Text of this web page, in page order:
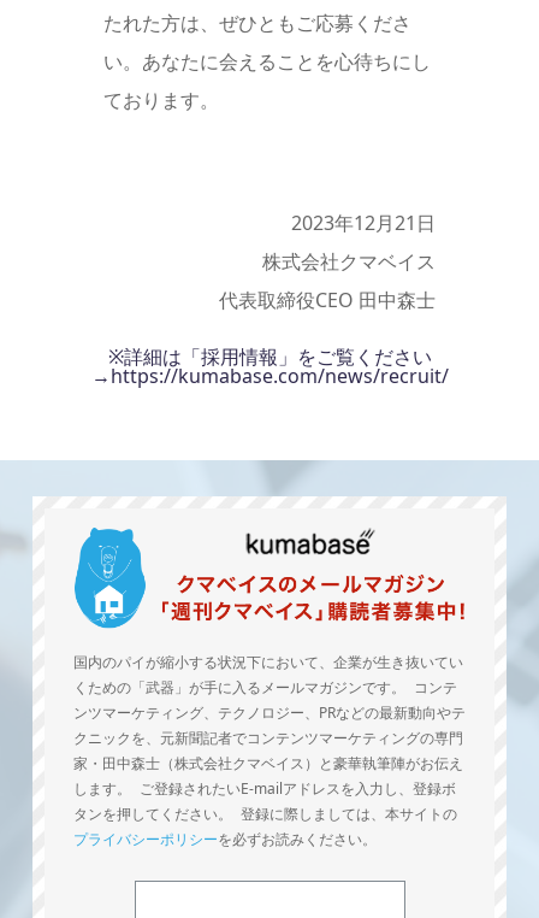
たれた方は、ぜひともご応募くださ
い。あなたに会えることを心待ちにし
ております。
2023年12月21日
株式会社クマベイス
代表取締役CEO 田中森士
※詳細は「採用情報」をご覧ください
→https://kumabase.com/news/recruit/
国内のパイが縮小する状況下において、企業が生き抜いてい
くための「武器」が手に入るメールマガジンです。 コンテ
ンツマーケティング、テクノロジー、PRなどの最新動向やテ
クニックを、元新聞記者でコンテンツマーケティングの専門
家・田中森士（株式会社クマベイス）と豪華執筆陣がお伝え
します。 ご登録されたいE-mailアドレスを入力し、登録ボ
タンを押してください。 登録に際しましては、本サイトの
プライバシーポリシーを必ずお読みください。